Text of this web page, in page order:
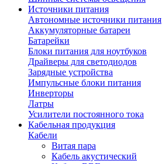
Источники питания
Автономные источники питания
Аккумуляторные батареи
Батарейки
Блоки питания для ноутбуков
Драйверы для светодиодов
Зарядные устройства
Импульсные блоки питания
Инверторы
Латры
Усилители постоянного тока
Кабельная продукция
Кабели
Витая пара
Кабель акустический